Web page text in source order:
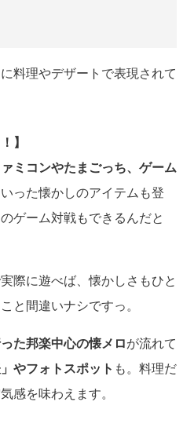
料理やデザートで表現されて
】
ミコンやたまごっち、ゲーム
った懐かしのアイテムも登
ゲーム対戦もできるんだと
際に遊べば、懐かしさもひと
間違いナシですっ。
た邦楽中心の懐メロが流れて
やフォトスポット も。料理だ
感を味わえます。